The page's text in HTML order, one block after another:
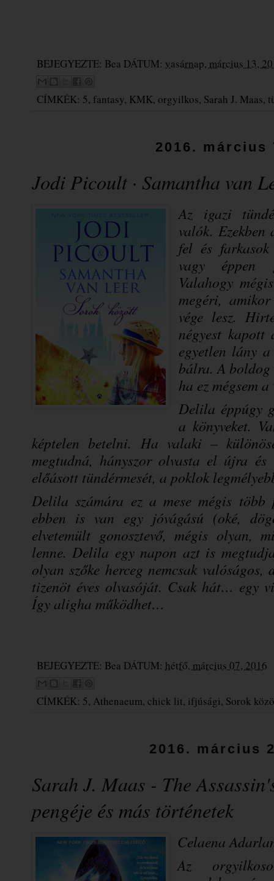
BEJEGYEZTE: Bea DÁTUM: vasárnap, március 13,
CÍMKÉK: 5, fantasy, KMK, orgyilkos, Sarah J. Maas,
2016. március
Jodi Picoult · Samantha van
Az igazi
valók. Ezekben
fel és
vagy éppen
Valahogy
megéri,
vége lesz.
négyest
egyetlen lány
bálra. A boldog
ha ez mégsem a
Delila éppúgy
a könyveket.
képtelen betelni. Ha valaki –
megtudná, hányszor olvasta el újra
előásott tündérmesét, a poklok
Delila számára ez a mese mégis több
ebben is van egy jóvágású (oké,
elvetemült gonosztevő, mégis olyan,
lenne. Delila egy napon azt is
olyan szőke herceg nemcsak
tizenöt éves olvasóját. Csak hát… egy
Így aligha működhet…
BEJEGYEZTE: Bea DÁTUM: hétfő, március 07, 2016
CÍMKÉK: 5, Athenaeum, chick lit, ifjúsági, Sorok
2016. március
Sarah J. Maas - The
pengéje és más történetek
Celaena
Az